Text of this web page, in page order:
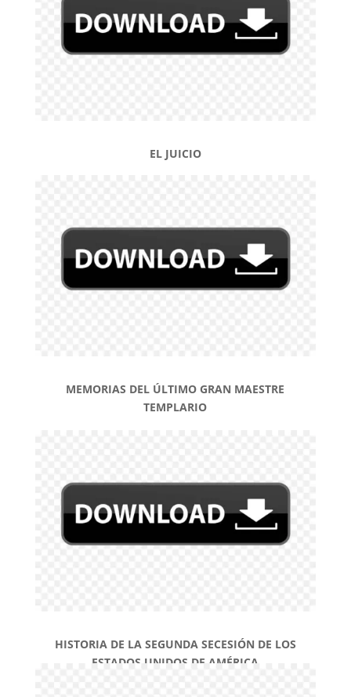
EL JUICIO
MEMORIAS DEL ÚLTIMO GRAN MAESTRE
TEMPLARIO
HISTORIA DE LA SEGUNDA SECESIÓN DE LOS
ESTADOS UNIDOS DE AMÉRICA